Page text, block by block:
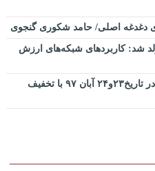
دغدغه اصلی/ حامد شکوری گنجوی
شد: کاربردهای شبکه‌های ارزش
کنفرانس بین المللی کیفیت در دبی در تاریخ۲۳و۲۴ آبان ۹۷ با تخفیف